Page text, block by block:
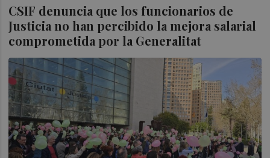
CSIF denuncia que los funcionarios de
Justicia no han percibido la mejora salarial
comprometida por la Generalitat